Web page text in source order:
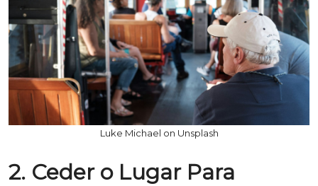
Luke Michael on Unsplash
2. Ceder o Lugar Para